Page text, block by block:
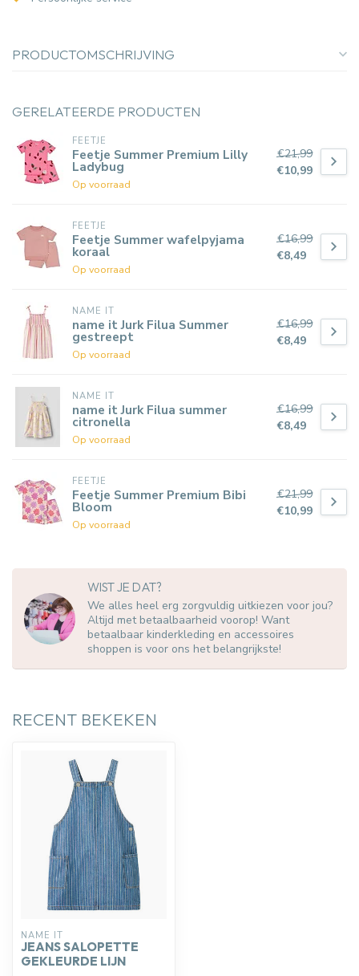
PRODUCTOMSCHRIJVING
GERELATEERDE PRODUCTEN
FEETJE
Feetje Summer Premium Lilly
Ladybug
Op voorraad
€21,99
€10,99
FEETJE
Feetje Summer wafelpyjama
koraal
Op voorraad
€16,99
€8,49
NAME IT
name it Jurk Filua Summer
gestreept
Op voorraad
€16,99
€8,49
NAME IT
name it Jurk Filua summer
citronella
Op voorraad
€16,99
€8,49
FEETJE
Feetje Summer Premium Bibi
Bloom
Op voorraad
€21,99
€10,99
WIST JE DAT?
We alles heel erg zorgvuldig uitkiezen voor jou?
Altijd met betaalbaarheid voorop! Want
betaalbaar kinderkleding en accessoires
shoppen is voor ons het belangrijkste!
RECENT BEKEKEN
NAME IT
JEANS SALOPETTE
GEKLEURDE LIJN